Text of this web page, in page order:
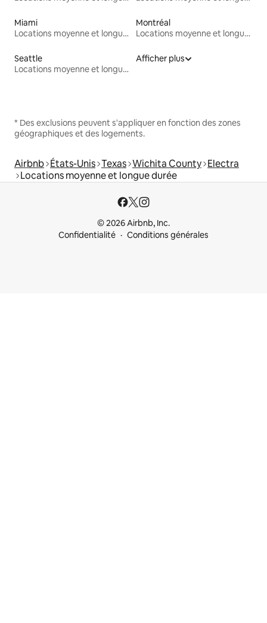
Miami
Locations moyenne et longue durée
Montréal
Locations moyenne et longue durée
Seattle
Locations moyenne et longue durée
Afficher plus
* Des exclusions peuvent s'appliquer en fonction des zones
géographiques et des logements.
Airbnb États-Unis Texas Wichita County Electra
Locations moyenne et longue durée
© 2026 Airbnb, Inc.
Confidentialité
Conditions générales